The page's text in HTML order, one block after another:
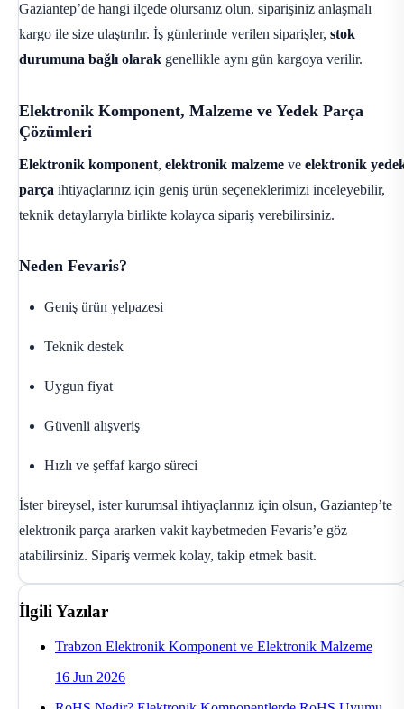
Gaziantep’de hangi ilçede olursanız olun, siparişiniz anlaşmalı
kargo ile size ulaştırılır. İş günlerinde verilen siparişler, stok
durumuna bağlı olarak genellikle aynı gün kargoya verilir.
Elektronik Komponent, Malzeme ve Yedek Parça
Çözümleri
Elektronik komponent, elektronik malzeme ve elektronik
parça ihtiyaçlarınız için geniş ürün seçeneklerimizi inceleyebilir,
teknik detaylarıyla birlikte kolayca sipariş verebilirsiniz.
Neden Fevaris?
Geniş ürün yelpazesi
Teknik destek
Uygun fiyat
Güvenli alışveriş
Hızlı ve şeffaf kargo süreci
İster bireysel, ister kurumsal ihtiyaçlarınız için olsun, Gaziantep’te
elektronik parça ararken vakit kaybetmeden Fevaris’e göz
atabilirsiniz. Sipariş vermek kolay, takip etmek basit.
İlgili Yazılar
Trabzon Elektronik Komponent ve Elektronik Malzeme
16 Jun 2026